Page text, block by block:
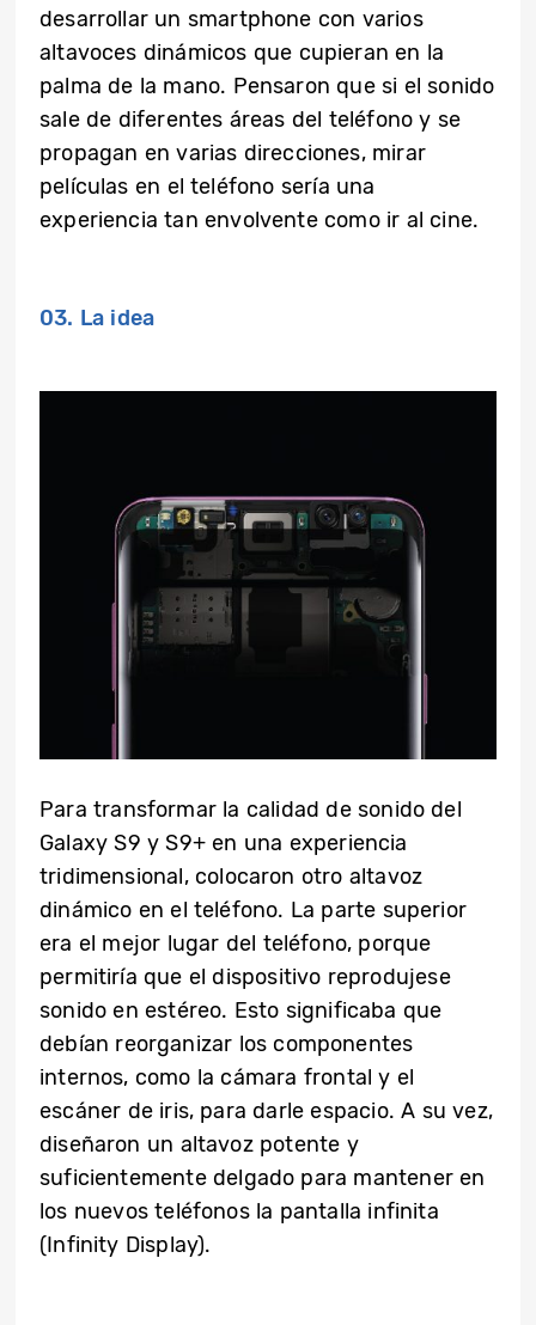
desarrollar un smartphone con varios
altavoces dinámicos que cupieran en la
palma de la mano. Pensaron que si el sonido
sale de diferentes áreas del teléfono y se
propagan en varias direcciones, mirar
películas en el teléfono sería una
experiencia tan envolvente como ir al cine.
03. La idea
Para transformar la calidad de sonido del
Galaxy S9 y S9+ en una experiencia
tridimensional, colocaron otro altavoz
dinámico en el teléfono. La parte superior
era el mejor lugar del teléfono, porque
permitiría que el dispositivo reprodujese
sonido en estéreo. Esto significaba que
debían reorganizar los componentes
internos, como la cámara frontal y el
escáner de iris, para darle espacio. A su vez,
diseñaron un altavoz potente y
suficientemente delgado para mantener en
los nuevos teléfonos la pantalla infinita
(Infinity Display).